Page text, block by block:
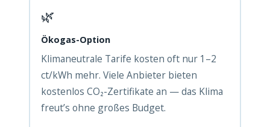
🌿
Ökogas-Option
Klimaneutrale Tarife kosten oft nur 1–2
ct/kWh mehr. Viele Anbieter bieten
kostenlos CO₂-Zertifikate an — das Klima
freut’s ohne großes Budget.